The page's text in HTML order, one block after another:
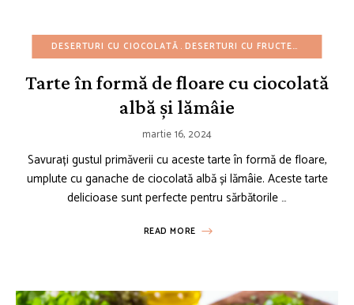
DESERTURI CU CIOCOLATĂ DESERTURI CU FRUCTE
Tarte în formă de floare cu ciocolată
albă și lămâie
martie 16, 2024
Savurați gustul primăverii cu aceste tarte în formă de floare,
umplute cu ganache de ciocolată albă și lămâie. Aceste tarte
delicioase sunt perfecte pentru sărbătorile …
READ MORE